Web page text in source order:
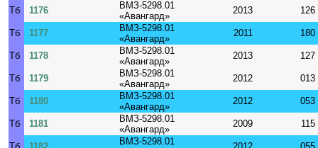
Тб 1176
ВМЗ-5298.01
«Авангард»
2013 126
Тб 1177
ВМЗ-5298.01
«Авангард»
2011 180
Тб 1178
ВМЗ-5298.01
«Авангард»
2013 127
Тб 1179
ВМЗ-5298.01
«Авангард»
2012 013
Тб 1180
ВМЗ-5298.01
«Авангард»
2012 053
Тб 1181
ВМЗ-5298.01
«Авангард»
2009 115
Тб 1182
ВМЗ-5298.01
2012 055